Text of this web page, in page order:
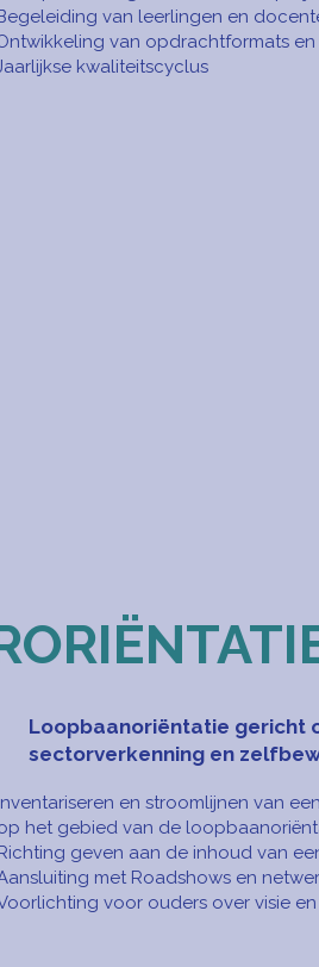
van leerlingen en
van opdrachtformats en
kwaliteitscyclus
Loopbaanoriëntatie gericht
sectorverkenning en
en stroomlijnen van
het gebied van de
geven aan de inhoud van
met Roadshows en
voor ouders over visie